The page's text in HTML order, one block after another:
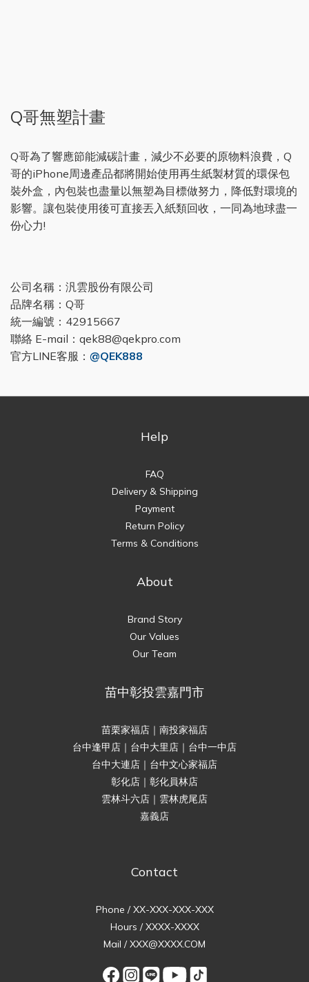
Q哥無塑計畫
Q哥為了響應節能減碳計畫，減少不必要的原物料浪費，Q
哥的iPhone周邊產品都將開始使用再生紙製材質的環保包
裝外盒，內包裝也盡量以無塑為目標做努力，降低對環境的
影響。讓包裝使用後可直接丟入紙類回收，一同為地球盡一
份心力!
公司名稱：汎雲股份有限公司
品牌名稱：Q哥
統一編號：42915667
聯絡 E-mail：qek88@qekpro.com
官方LINE客服： @QEK888
Help
FAQ
Delivery & Shipping
Payment
Return Policy
Terms & Conditions
About
Brand Story
Our Values
Our Team
苗中彰投雲嘉門市
苗栗家福店｜南投家福店
台中逢甲店｜台中大里店｜台中一中店
台中大連店｜台中文心家福店
彰化店｜彰化員林店
雲林斗六店｜雲林虎尾店
嘉義店
Contact
Phone / XX-XXX-XXX-XXX
Hours / XXXX-XXXX
Mail / XXX@XXXX.COM